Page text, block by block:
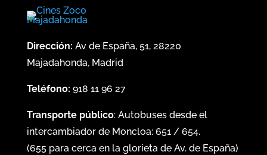
Dirección: Av de España, 51, 28220
Majadahonda, Madrid
Teléfono: 918 11 96 27
Transporte público: Autobuses desde el
intercambiador de Moncloa: 651/ 654.
(655para cerca en la glorieta de Av. de España)